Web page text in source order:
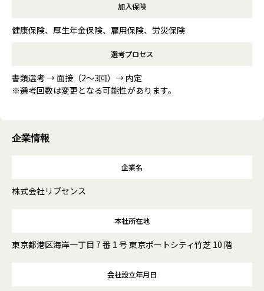
加入保険
健康保険、厚生年金保険、雇用保険、労災保険
選考プロセス
書類選考 → 面接（2〜3回）→ 内定
※選考回数は変更となる可能性があります。
企業情報
企業名
株式会社リブセンス
本社所在地
東京都港区海岸一丁目 7 番 1 号 東京ポートシティ竹芝 10 階
会社設立年月日